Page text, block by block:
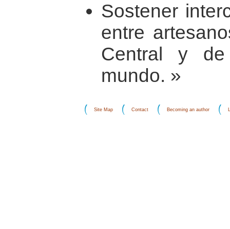
Sostener
entre
Central y
mundo. »
Site Map Contact Becoming an author